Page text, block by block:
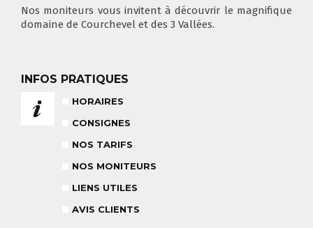
CONSIGNES
À SKI
POUR CET HIVER
DÉPART DES COURS
LIEUX DE RASSEMBLEMENTS
CONSEILS AUX PARENTS
FLÈCHE & CHAMOIS
TOUS LES JOURS
À PARTIR DE 400€
Nos moniteurs vous invitent à découvrir le magnifique
domaine de Courchevel et des 3 Vallées.
INFOS PRATIQUES
HORAIRES
CONSIGNES
NOS TARIFS
NOS MONITEURS
LIENS UTILES
AVIS CLIENTS